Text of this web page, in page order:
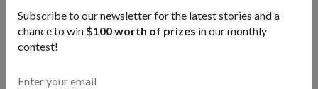
Subscribe to our newsletter for the latest stories and a
chance to win $100 worth of prizes in our monthly
contest!
识可以为新加坡武装部队做出有用的贡献。"